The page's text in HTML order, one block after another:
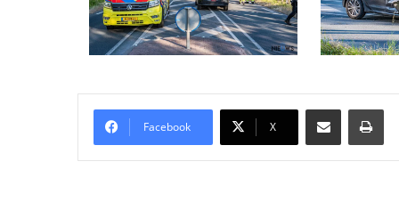
Facebook X
Delen via Email